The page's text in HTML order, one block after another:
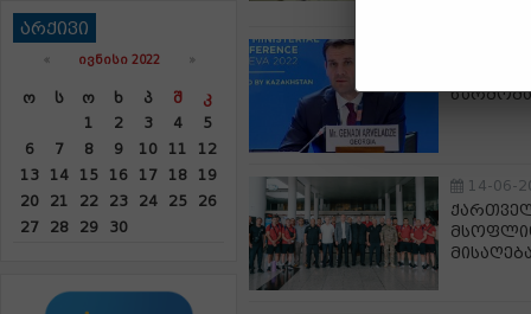
არქივი
« ᲘᲕᲜᲘᲡᲘ 2022 »
Ო Ს Ო Ხ Პ Შ
Კ
1
2 3 4
5
6
7 8 9 10 11
12
13
14 15 16 17 18
19
20
21 22 23 24 25
26
27
28 29 30
14-06-